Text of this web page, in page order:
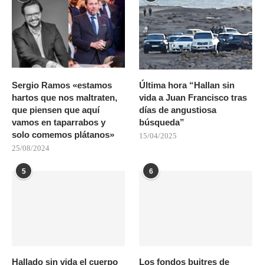
Sergio Ramos «estamos
hartos que nos maltraten,
que piensen que aquí
vamos en taparrabos y
solo comemos plátanos»
25/08/2024
Última hora “Hallan sin
vida a Juan Francisco tras
días de angustiosa
búsqueda”
15/04/2025
5
Hallado sin vida el cuerpo
6
Los fondos buitres de